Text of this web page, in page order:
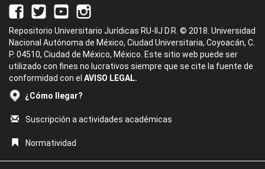
Repositorio Universitario Jurídicas RU-IIJ D.R. © 2018. Universidad
Nacional Autónoma de México, Ciudad Universitaria, Coyoacán, C.
P. 04510, Ciudad de México, México. Este sitio web puede ser
utilizado con fines no lucrativos siempre que se cite la fuente de
conformidad con el AVISO LEGAL.
¿Cómo llegar?
Suscripción a actividades académicas
Normatividad